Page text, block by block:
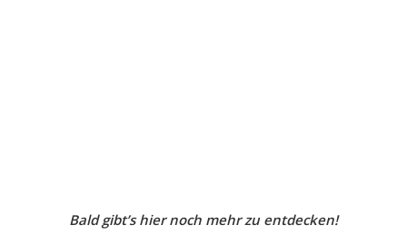
Bald gibt’s hier noch mehr zu entdecken!